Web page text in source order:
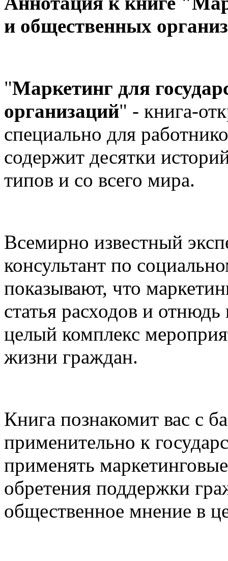
и общественных
"Маркетинг для
организаций" - книга-
специально для
содержит десятки
типов и со всего мира.
Всемирно известный
консультант по
показывают, что
статья расходов и
целый комплекс
жизни граждан.
Книга познакомит вас с
применительно к
применять
обретения поддержки
общественное мнение в